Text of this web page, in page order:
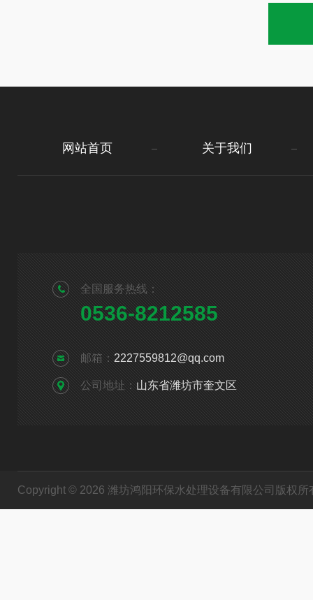
网站首页 关于我们
全国服务热线：
0536-8212585
邮箱： 2227559812@qq.com
公司地址： 山东省潍坊市奎文区
Copyright © 2026 潍坊鸿阳环保水处理设备有限公司版权所